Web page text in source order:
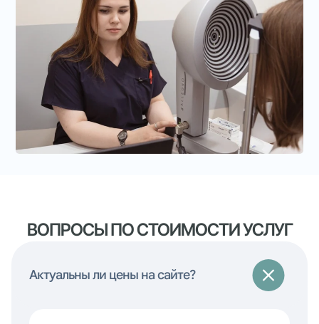
Катаракта
Факоэмульсификация катаракты
с имплантацией мягкой
гидрофобной сферической ИОЛ
Alcon Acrysof / SENSAR Johnson &
Факоэмульсификация катаракты
ВОПРОСЫ ПО СТОИМОСТИ УСЛУГ
Актуальны ли цены на сайте?